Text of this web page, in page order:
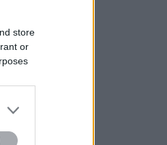
store
or
Τζόκερ 3102 (6/8/2026):
οι τυχεροί αριθμοί που
26 - 22:03
Ιρανικό κοινοβούλιο εξετάζει
και ισραηλινών πλοίων